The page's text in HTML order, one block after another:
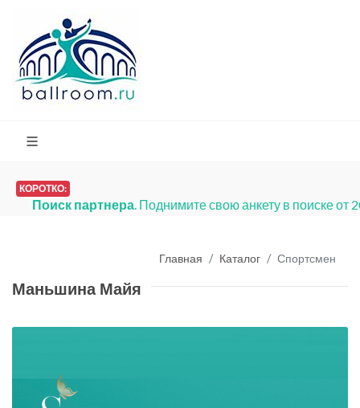
КОРОТКО:
Поиск партнера. Поднимите свою анкету в поиске от
Главная Каталог Спортсмен
Маньшина Майя